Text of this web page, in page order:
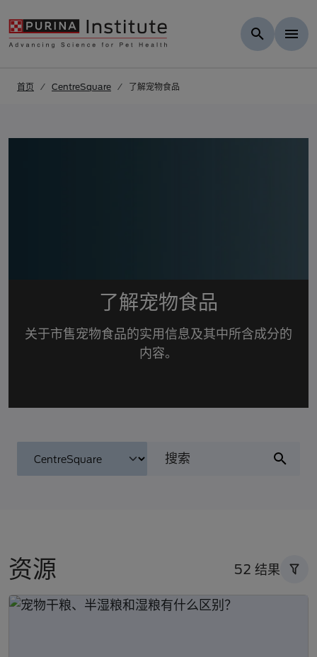
首页 CentreSquare 了解宠物食品
了解宠物食品
关于市售宠物食品的实用信息及其中所含成分的
内容。
资源 52 结果